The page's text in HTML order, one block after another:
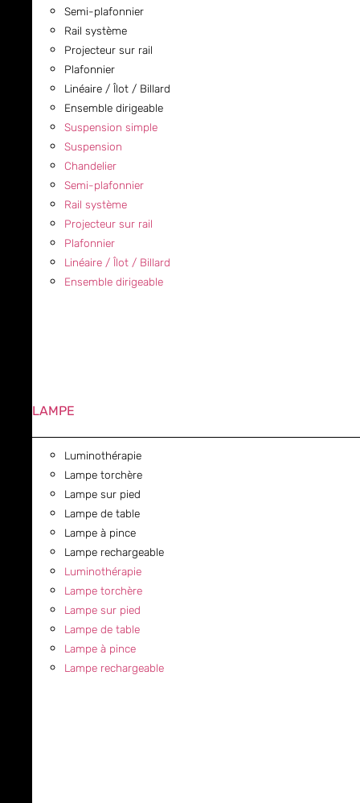
Semi-plafonnier
Rail système
Projecteur sur rail
Plafonnier
Linéaire / Îlot / Billard
Ensemble dirigeable
Suspension simple
Suspension
Chandelier
Semi-plafonnier
Rail système
Projecteur sur rail
Plafonnier
Linéaire / Îlot / Billard
Ensemble dirigeable
LAMPE
Luminothérapie
Lampe torchère
Lampe sur pied
Lampe de table
Lampe à pince
Lampe rechargeable
Luminothérapie
Lampe torchère
Lampe sur pied
Lampe de table
Lampe à pince
Lampe rechargeable